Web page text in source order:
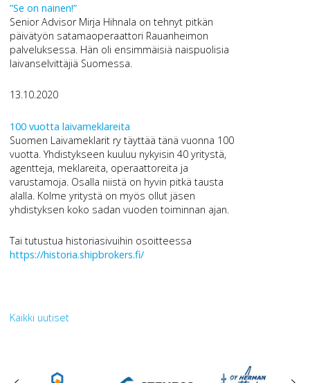
”Se on nainen!”
Senior Advisor Mirja Hihnala on tehnyt pitkän
päivätyön satamaoperaattori Rauanheimon
palveluksessa. Hän oli ensimmäisiä naispuolisia
laivanselvittäjiä Suomessa.
13.10.2020
100 vuotta laivameklareita
Suomen Laivameklarit ry täyttää tänä vuonna 100
vuotta. Yhdistykseen kuuluu nykyisin 40 yritystä,
agentteja, meklareita, operaattoreita ja
varustamoja. Osalla niistä on hyvin pitkä tausta
alalla. Kolme yritystä on myös ollut jäsen
yhdistyksen koko sadan vuoden toiminnan ajan.
Tai tutustua historiasivuihin osoitteessa
https://historia.shipbrokers.fi/
Kaikki uutiset